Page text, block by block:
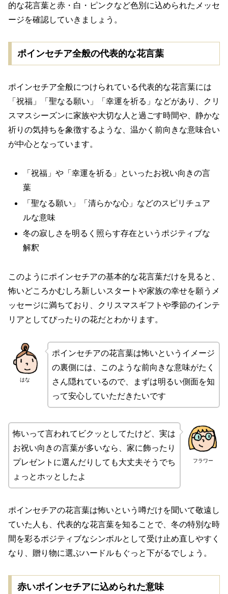
的な花言葉と赤・白・ピンクなど色別に込められたメッセ
ージを確認していきましょう。
ポインセチア全般の代表的な花言葉
ポインセチア全般につけられている代表的な花言葉には
「祝福」「聖なる願い」「幸運を祈る」などがあり、クリ
スマスシーズンに家族や大切な人と過ごす時間や、静かな
祈りの気持ちを象徴するような、温かく前向きな意味合い
が中心となっています。
「祝福」や「幸運を祈る」といったお祝い向きの言
葉
「聖なる願い」「清らかな心」などのスピリチュア
ルな意味
冬の寂しさを明るく照らす存在というポジティブな
解釈
このようにポインセチアの基本的な花言葉だけを見ると、
怖いどころかむしろ新しいスタートや家族の幸せを願うメ
ッセージに満ちており、クリスマスギフトや季節のインテ
リアとしてぴったりの花だとわかります。
はな
ポインセチアの花言葉は怖いというイメージ
の裏側には、このような前向きな意味がたく
さん隠れているので、まずは明るい側面を知
って安心していただきたいです
フラワー
怖いって言われてビクッとしてたけど、実は
お祝い向きの言葉が多いなら、家に飾ったり
プレゼントに選んだりしても大丈夫そうでち
ょっとホッとしたよ
ポインセチアの花言葉は怖いという噂だけを聞いて敬遠し
ていた人も、代表的な花言葉を知ることで、冬の特別な時
間を彩るポジティブなシンボルとして受け止め直しやすく
なり、贈り物に選ぶハードルもぐっと下がるでしょう。
赤いポインセチアに込められた意味